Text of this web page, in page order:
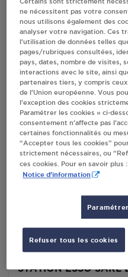
CARREFOUR
RUE GEORGES
14700FALAISE
S'Y
DISTRIBUTEUR
INTERMARCHE
BOULEVARD DU PAYS DE
S'Y
STATION ESSO SARL
Certains sont strictement
ne nécessitent pas votre
nous utilisons également des
analyser votre navigation. Ces
l’utilisation de données telles
pages/rubriques consultées,
pays, dates, nombre de visites,
interactions avec le site, ainsi
partenaires tiers, y compris
de l’Union européenne. Vous
l’exception des cookies
Paramétrer les cookies » ci-
consentement n’affecte pas
certaines fonctionnalités ou
“Accepter tous les cookies”
strictement nécessaires, ou
ces cookies. Pour en savoir plus :
Notice d'information
Refuser tous les cookies